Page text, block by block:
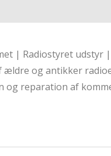
| Radiostyret
og antikker
reparation af